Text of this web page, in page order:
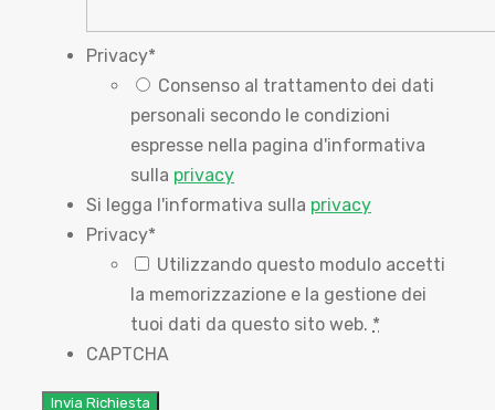
Privacy*
Consenso al trattamento dei dati
personali secondo le condizioni
espresse nella pagina d'informativa
sulla privacy
Si legga l'informativa sulla privacy
Privacy*
Utilizzando questo modulo accetti
la memorizzazione e la gestione dei
tuoi dati da questo sito web. *
CAPTCHA